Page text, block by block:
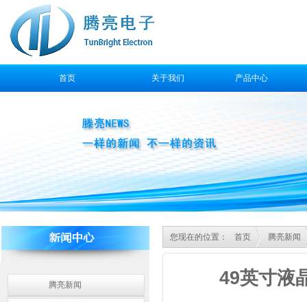
首页 关于我们 产品中心
腾亮新闻
您现在的位置： 首页 腾亮新闻
49英寸液